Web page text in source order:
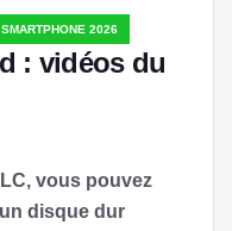
2026
: vidéos du
vous pouvez
disque dur